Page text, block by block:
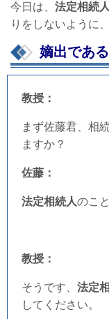
今日は、 法定相続人
りをしないように
嫡出であ
教授：
まず佐藤君、相
ますか？
佐藤：
法定相続人のこ
教授：
そうです、 法定
してください。